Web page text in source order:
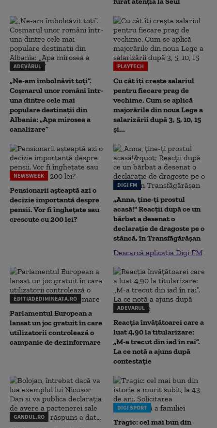
ADEVĂRUL
„Ne-am îmbolnăvit toți”.
Coșmarul unor români într-
una dintre cele mai
populare destinații din
Albania: „Apa mirosea a
canalizare”
PLAYTECH
Cu cât îți crește salariul
pentru fiecare prag de
vechime. Cum se aplică
majorările din noua Lege a
salarizării după 3, 5, 10, 15
și...
NEWSWEEK
Pensionarii așteaptă azi o
decizie importantă despre
pensii. Vor fi înghețate sau
crescute cu 200 lei?
DIGI FM
„Anna, ţine-ţi prostul
acasă!" Reacţii după ce un
bărbat a desenat o
declaraţie de dragoste pe o
stâncă, în Transfăgărăşan
Descarcă aplicația Digi FM
EDITIADEDIMINEATA.RO
Parlamentul European a
lansat un joc gratuit în care
utilizatorii controlează o
campanie de dezinformare
ADEVARUL
Reacția învățătoarei care a
luat 4,90 la titularizare:
„M-a trecut din iad în rai”.
La ce notă a ajuns după
contestație
GANDUL.RO
DIGI SPORT
Tragic: cel mai bun din